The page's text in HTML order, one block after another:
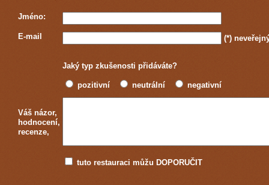
Jméno:
E-mail (*)
Jaký typ zkušenosti přidáváte?
pozitivní neutrální negativní
Váš názor,
hodnocení,
recenze,
tuto restauraci můžu DOPORUČIT